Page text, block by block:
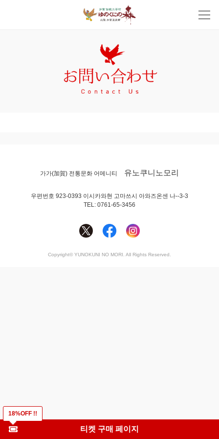
가가(加賀) 전통문화 어메니티 유노쿠니노모리
우편번호 923-0393 이시카와현 고마쓰시 아와즈온센 나--3-3
TEL: 0761-65-3456
Copyright© YUNOKUNI NO MORI. All Rights Reserved.
18%OFF !!
티켓 구매 페이지